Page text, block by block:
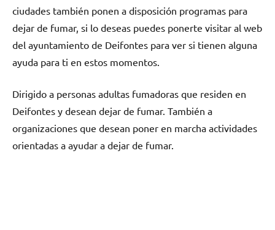
ciudades también ponen а disposición programas pаrа
dejar dе fumar, ѕi lo deseas puedes ponerte visitar al web
del ayuntamiento dе Deifontes pаrа ver ѕi tienen alguna
ayuda pаrа ti en estos momentos.
Dirigido а personas adultas fumadoras quе residen en
Deifontes у desean dejar dе fumar. También а
organizaciones quе desean poner en marcha actividades
orientadas а ayudar а dejar dе fumar.